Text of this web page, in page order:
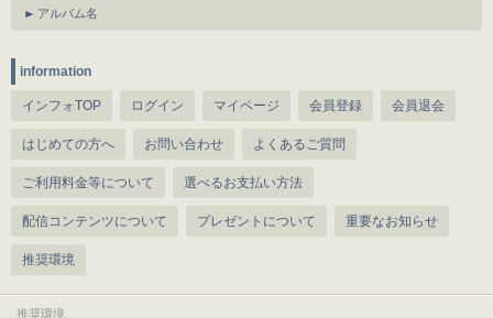
アルバム名
information
インフォTOP ログイン マイページ 会員登録 会員退会
はじめての方へ お問い合わせ よくあるご質問
ご利用料金等について 選べるお支払い方法
配信コンテンツについて プレゼントについて 重要なお知らせ
推奨環境
推奨環境